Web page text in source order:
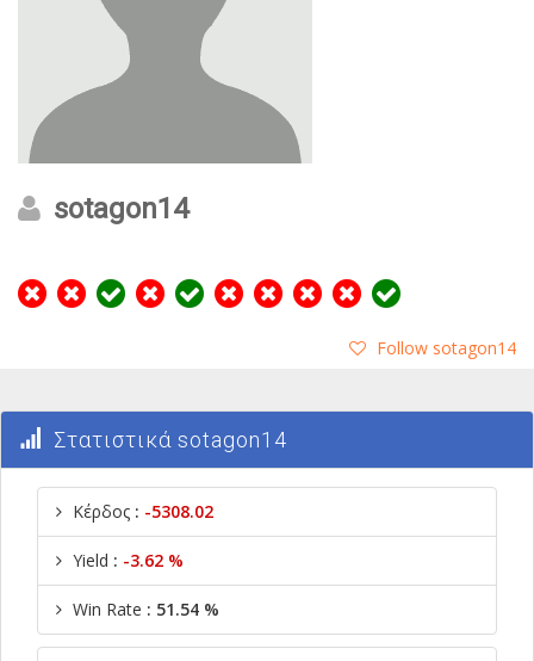
sotagon14
Follow sotagon14
Στατιστικά sotagon14
Κέρδος : -5308.02
Yield : -3.62 %
Win Rate : 51.54 %